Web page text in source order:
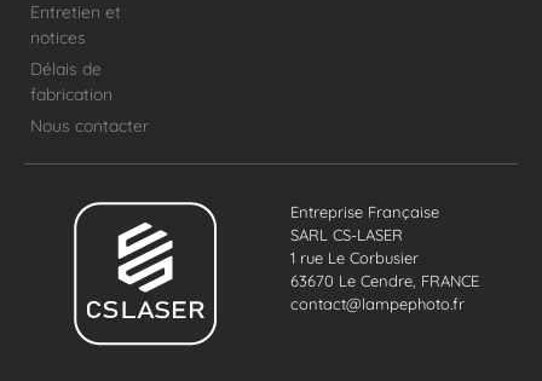
Entretien et
notices
Délais de
fabrication
Nous contacter
Entreprise Française
SARL CS-LASER
1 rue Le Corbusier
63670 Le Cendre, FRANCE
contact@lampephoto.fr